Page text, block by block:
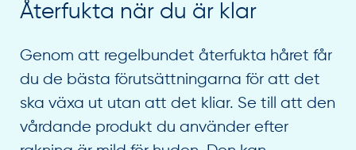
Återfukta när du är klar
Genom att regelbundet återfukta håret får
du de bästa förutsättningarna för att det
ska växa ut utan att det kliar. Se till att den
vårdande produkt du använder efter